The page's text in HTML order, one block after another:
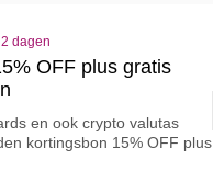
dagen
OFF plus gratis
en ook crypto valutas
kortingsbon 15% OFF plus